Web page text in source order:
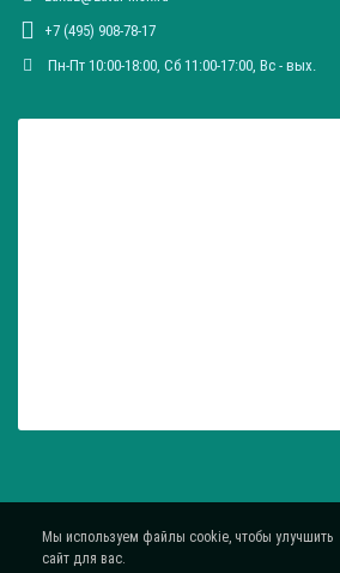
+7 (495) 908-78-17
Пн-Пт 10:00-18:00, Сб 11:00-17:00, Вc - вых.
Мы используем файлы cookie, чтобы улучшить
сайт для вас.